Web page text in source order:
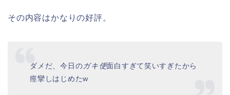
その内容はかなりの好評。
ダメだ、今日のガキ使面白すぎて笑いすぎたから
痙攣しはじめたw